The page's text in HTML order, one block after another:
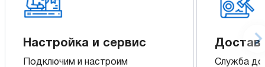
Настройка и сервис
Подключим и настроим
Служба